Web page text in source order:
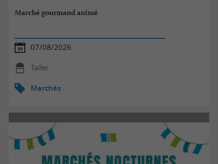
Marché gourmand animé
07/08/2026
Taller
Marchés